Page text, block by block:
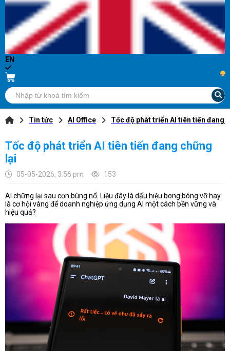
EN
...
Tin tức AI Office Tốc độ phát triển AI tiên tiến đang
Tốc độ phát triển AI tiên tiến đang chững
lại
05-05-2026, 3:56 pm 153
AI chững lại sau cơn bùng nổ. Liệu đây là dấu hiệu bong bóng vỡ hay
là cơ hội vàng để doanh nghiệp ứng dụng AI một cách bền vững và
hiệu quả?